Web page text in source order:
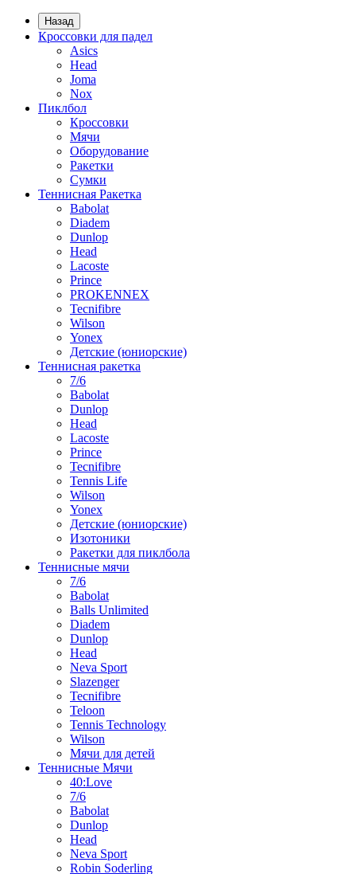
Назад
Кроссовки для падел
Asics
Head
Joma
Nox
Пиклбол
Кроссовки
Мячи
Оборудование
Ракетки
Сумки
Теннисная Ракетка
Babolat
Diadem
Dunlop
Head
Lacoste
Prince
PROKENNEX
Tecnifibre
Wilson
Yonex
Детские (юниорские)
Теннисная ракетка
7/6
Babolat
Dunlop
Head
Lacoste
Prince
Tecnifibre
Tennis Life
Wilson
Yonex
Детские (юниорские)
Изотоники
Ракетки для пиклбола
Теннисные мячи
7/6
Babolat
Balls Unlimited
Diadem
Dunlop
Head
Neva Sport
Slazenger
Tecnifibre
Teloon
Tennis Technology
Wilson
Мячи для детей
Теннисные Мячи
40:Love
7/6
Babolat
Dunlop
Head
Neva Sport
Robin Soderling